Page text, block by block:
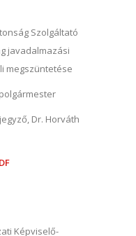
Szolgáltató
javadalmazási
megszüntetése
Dr. Horváth
Képviselő-